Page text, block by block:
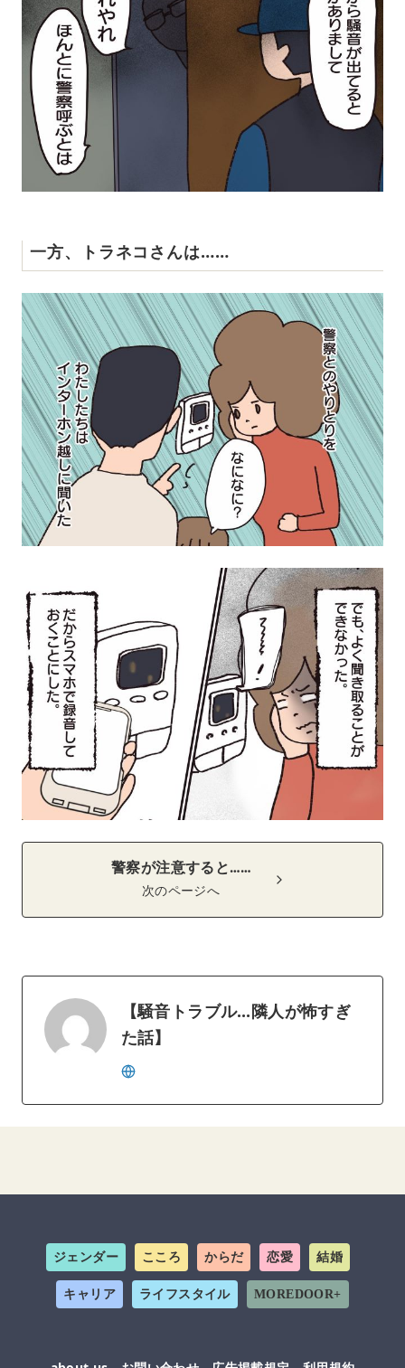
一方、トラネコさんは……
警察が注意すると……
次のページへ
【騒音トラブル…隣人が怖すぎ
た話】
ジェンダー こころ からだ 恋愛 結婚
キャリア ライフスタイル MOREDOOR+